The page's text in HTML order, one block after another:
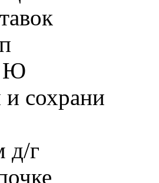
Ю
сохрани
д/г